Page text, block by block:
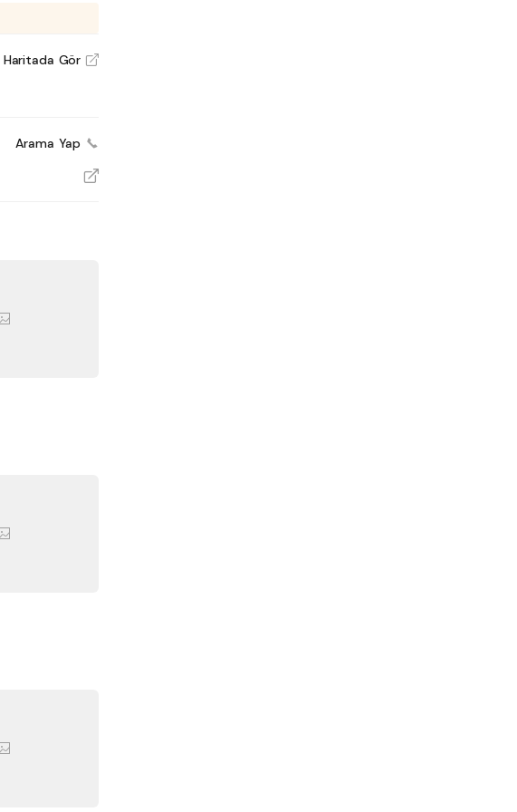
Haritada Gör V
Arama Yap
V